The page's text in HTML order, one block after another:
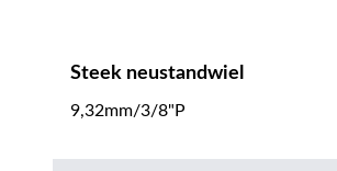
Steek neustandwiel
9,32mm/3/8"P